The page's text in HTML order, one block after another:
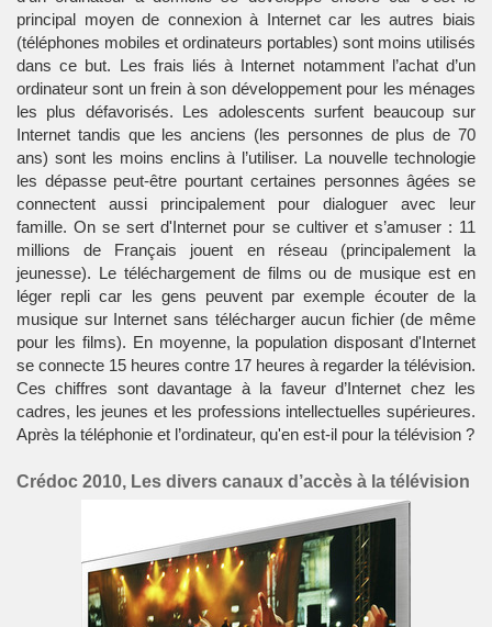
principal moyen de connexion à Internet car les autres biais
(téléphones mobiles et ordinateurs portables) sont moins utilisés
dans ce but. Les frais liés à Internet notamment l’achat d’un
ordinateur sont un frein à son développement pour les ménages
les plus défavorisés. Les adolescents surfent beaucoup sur
Internet tandis que les anciens (les personnes de plus de 70
ans) sont les moins enclins à l’utiliser. La nouvelle technologie
les dépasse peut-être pourtant certaines personnes âgées se
connectent aussi principalement pour dialoguer avec leur
famille. On se sert d'Internet pour se cultiver et s’amuser : 11
millions de Français jouent en réseau (principalement la
jeunesse). Le téléchargement de films ou de musique est en
léger repli car les gens peuvent par exemple écouter de la
musique sur Internet sans télécharger aucun fichier (de même
pour les films). En moyenne, la population disposant d'Internet
se connecte 15 heures contre 17 heures à regarder la télévision.
Ces chiffres sont davantage à la faveur d’Internet chez les
cadres, les jeunes et les professions intellectuelles supérieures.
Après la téléphonie et l’ordinateur, qu'en est-il pour la télévision ?
Crédoc 2010, Les divers canaux d’accès à la télévision